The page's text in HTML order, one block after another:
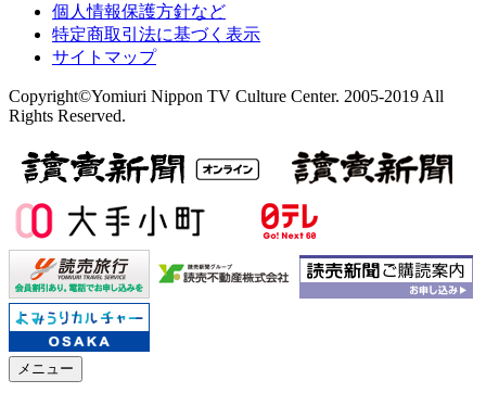
個人情報保護方針など
特定商取引法に基づく表示
サイトマップ
Copyright©Yomiuri Nippon TV Culture Center. 2005-2019 All
Rights Reserved.
メニュー